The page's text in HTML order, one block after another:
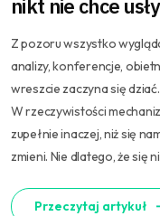
nikt nie chce
Z pozoru wszystko
analizy, konferencje,
wreszcie zaczyna się
W rzeczywistości
zupełnie inaczej, niż się
zmieni. Nie dlatego, że się
Przeczytaj artykuł